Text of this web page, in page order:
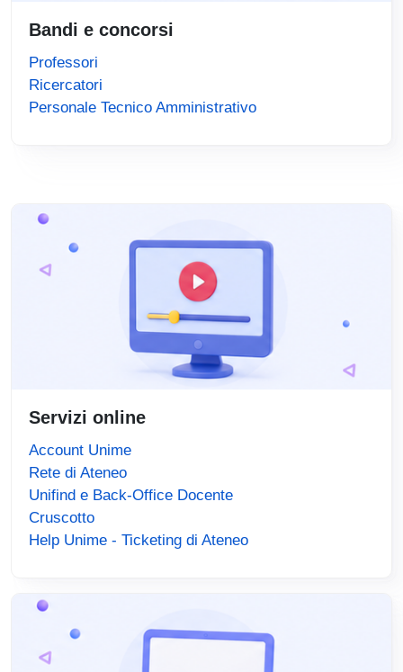
Bandi e concorsi
Professori
Ricercatori
Personale Tecnico Amministrativo
Servizi online
Account Unime
Rete di Ateneo
Unifind e Back-Office Docente
Cruscotto
Help Unime - Ticketing di Ateneo